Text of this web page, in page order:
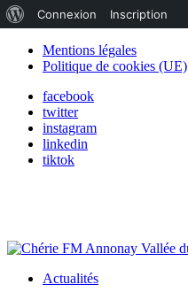
Mentions légales
Politique de cookies (UE)
facebook
twitter
instagram
linkedin
tiktok
Actualités
de
WordPress
Connexion Inscription